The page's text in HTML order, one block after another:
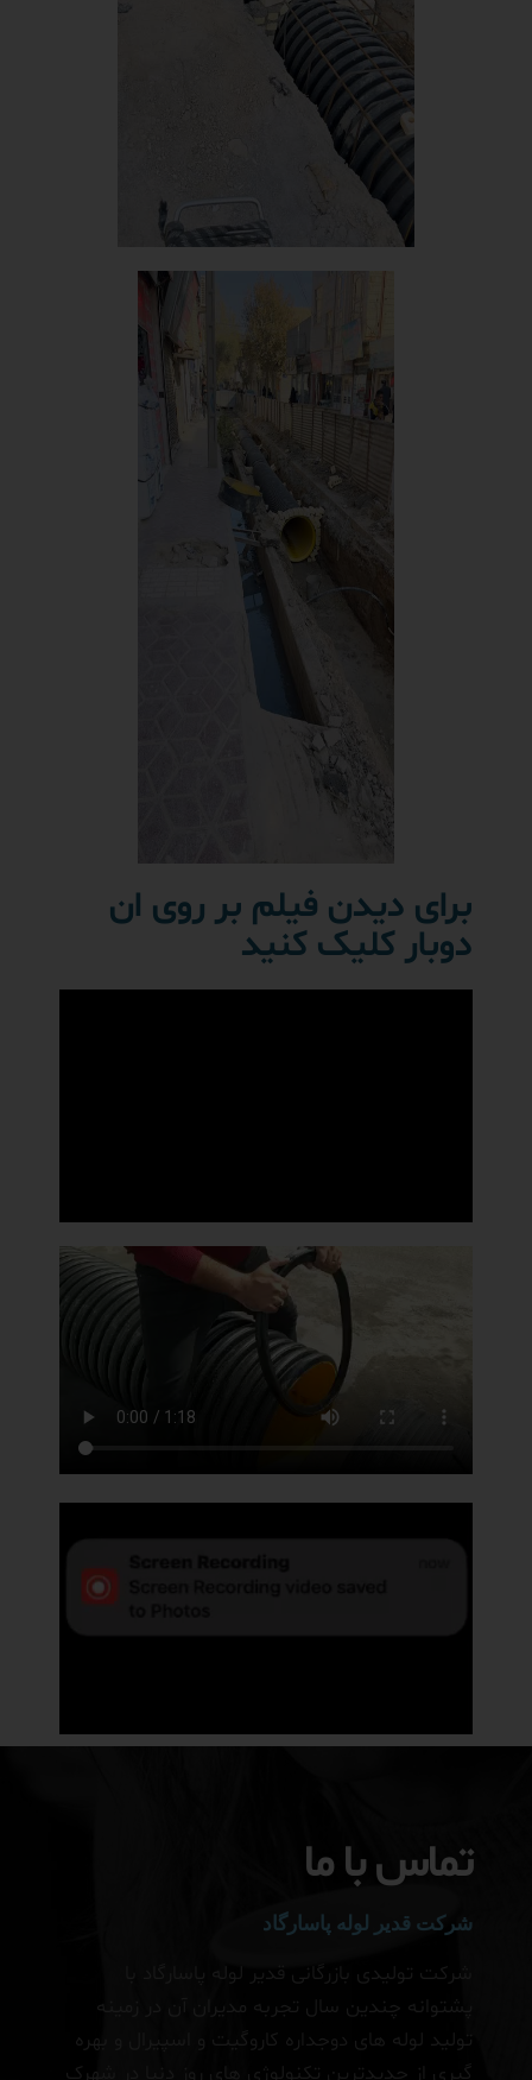
برای دیدن فیلم بر روی ان
دوبار کلیک کنید
تماس با ما
شرکت قدیر لوله پاسارگاد
شرکت تولیدی بازرگانی قدیر لوله پاسارگاد با
پشتوانه چندین سال تجربه مدیران آن در زمینه
تولید لوله های دوجداره کاروگیت و اسپیرال و بهره
گیری از جدیدترین تکنولوژی های روز دنیا در شهرک